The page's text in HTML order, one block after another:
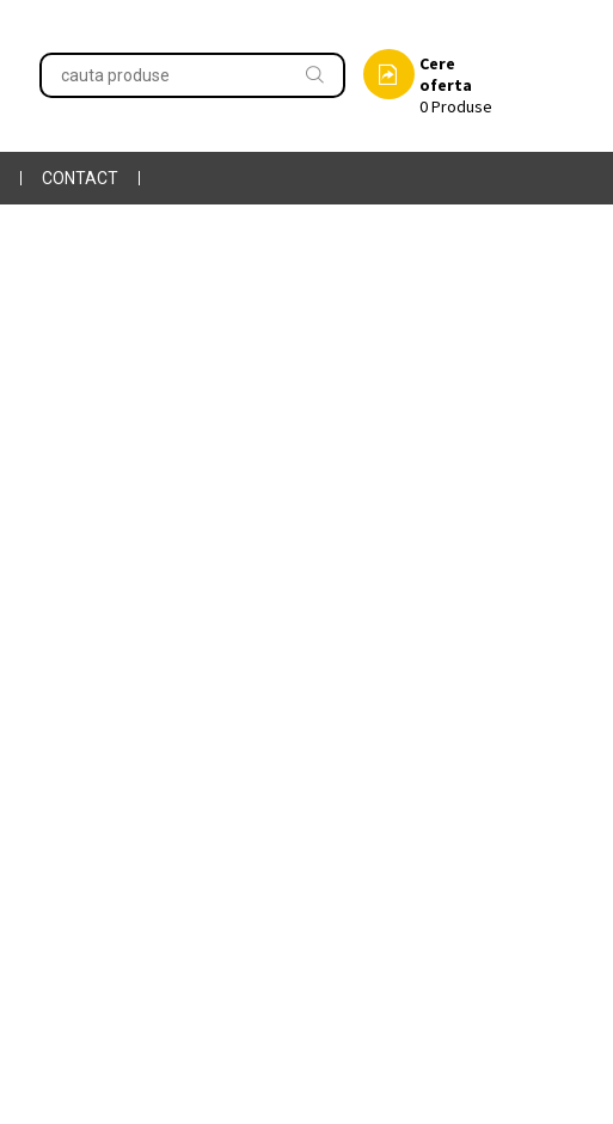
Cere
oferta
0Produse
CONTACT